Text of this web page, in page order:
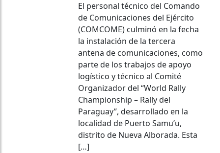
El personal técnico del Comando
de Comunicaciones del Ejército
(COMCOME) culminó en la fecha
la instalación de la tercera
antena de comunicaciones, como
parte de los trabajos de apoyo
logístico y técnico al Comité
Organizador del “World Rally
Championship – Rally del
Paraguay”, desarrollado en la
localidad de Puerto Samu’u,
distrito de Nueva Alborada. Esta
[…]